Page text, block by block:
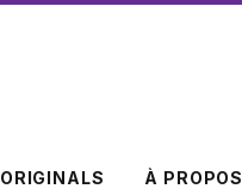
ORIGINALS À PROPOS